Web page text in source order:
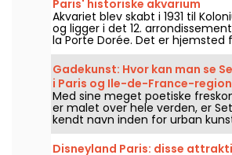
Paris' historiske akvarium
Akvariet blev skabt i 1931 til
og ligger i det 12.
la Porte Dorée. Det er hjemsted
end 750 arter af småfisk, og
det hele er, at der er gratis
under 26 år!
Gadekunst: Hvor kan man se
i Paris og Ile-de-France-
Med sine meget poetiske
er malet over hele verden, er
kendt navn inden for urban
Gadekunstneren, der oprindeligt
har skabt adskillige værker på
Disneyland Paris: disse